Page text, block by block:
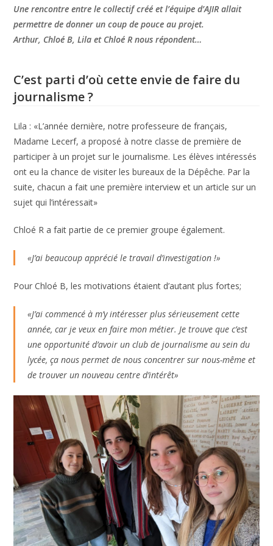
Une rencontre entre le collectif créé et l’équipe d’AJIR allait
permettre de donner un coup de pouce au projet.
Arthur, Chloé B, Lila et Chloé R nous répondent…
C’est parti d’où cette envie de faire du
journalisme ?
Lila : «L’année dernière, notre professeure de français,
Madame Lecerf, a proposé à notre classe de première de
participer à un projet sur le journalisme. Les élèves intéressés
ont eu la chance de visiter les bureaux de la Dépêche. Par la
suite, chacun a fait une première interview et un article sur un
sujet qui l’intéressait»
Chloé R a fait partie de ce premier groupe également.
«J’ai beaucoup apprécié le travail d’investigation !»
Pour Chloé B, les motivations étaient d’autant plus fortes;
«J’ai commencé à m’y intéresser plus sérieusement cette
année, car je veux en faire mon métier. Je trouve que c’est
une opportunité d’avoir un club de journalisme au sein du
lycée, ça nous permet de nous concentrer sur nous-même et
de trouver un nouveau centre d’intérêt»